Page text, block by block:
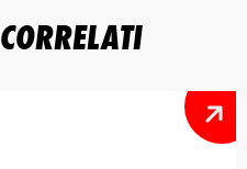
CORRELATI